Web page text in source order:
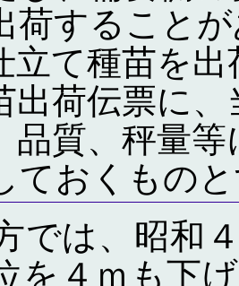
荷すること
立て種苗を
出荷伝票に
品質、秤量
ておくもの
では、昭和
を４ｍも下